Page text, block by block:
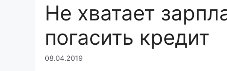
Не хватает
погасить кредит
08.04.2019